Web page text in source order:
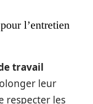
l’entretien
travail
leur
respecter les